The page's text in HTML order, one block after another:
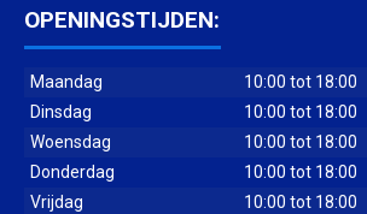
OPENINGSTIJDEN:
Maandag
10:00 tot 18:00
Dinsdag
10:00 tot 18:00
Woensdag
10:00 tot 18:00
Donderdag
10:00 tot 18:00
Vrijdag
10:00 tot 18:00